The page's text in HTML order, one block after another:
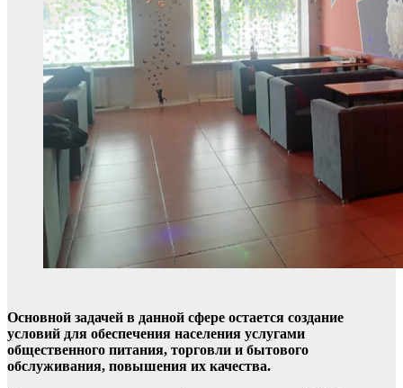
Основной задачей в данной сфере остается создание
условий для обеспечения населения услугами
общественного питания, торговли и бытового
обслуживания, повышения их качества.